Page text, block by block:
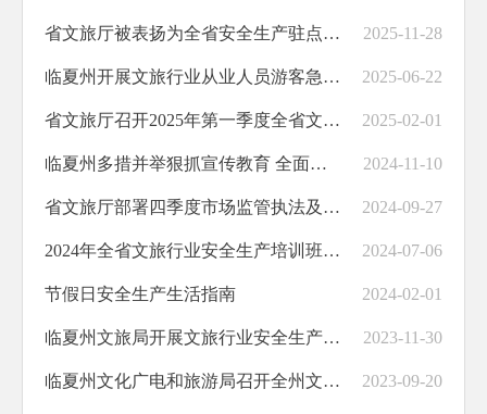
省文旅厅被表扬为全省安全生产驻点包抓百日攻坚行动突出集体 2025-11-28
临夏州开展文旅行业从业人员游客急救知识培训 2025-06-22
省文旅厅召开2025年第一季度全省文旅市场监管执法和安全生产工作调度会 2025-02-01
临夏州多措并举狠抓宣传教育 全面推进安全生产治本攻坚三年行动走深走实 2024-11-10
省文旅厅部署四季度市场监管执法及国庆假日文旅市场安全工作 2024-09-27
2024年全省文旅行业安全生产培训班暨第三季度文化市场监管和执法工作调度会在兰州召开 2024-07-06
节假日安全生产生活指南 2024-02-01
临夏州文旅局开展文旅行业安全生产督查工作 2023-11-30
临夏州文化广电和旅游局召开全州文旅行业安全生产和假日市场工作安排部署会 2023-09-20